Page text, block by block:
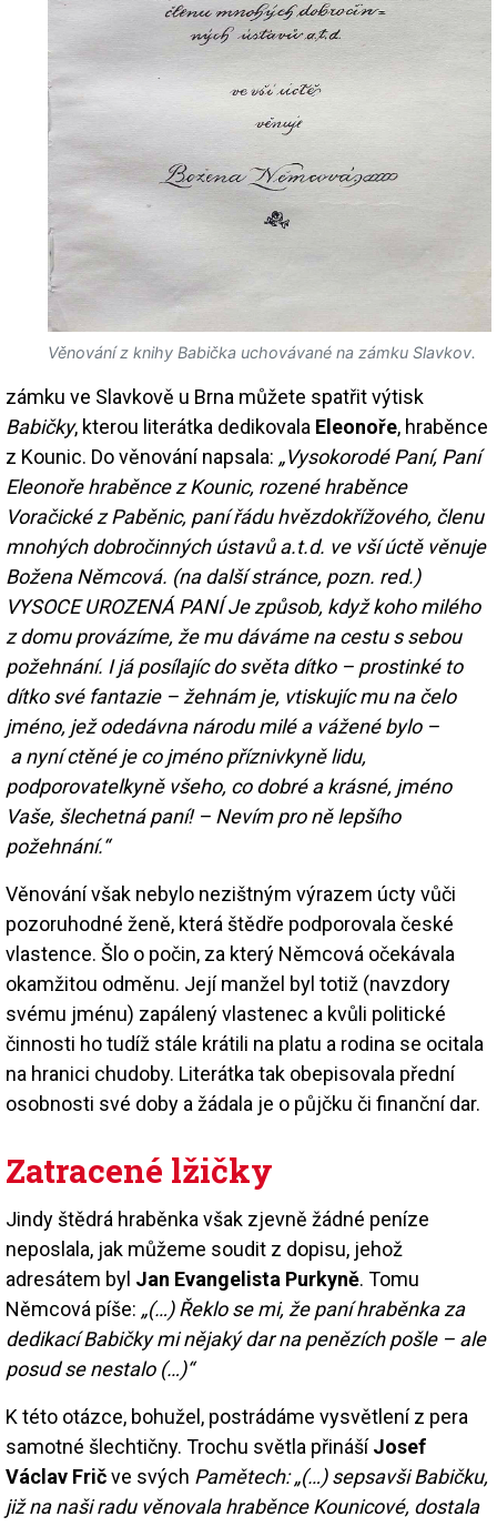
Věnování z knihy Babička uchovávané na zámku Slavkov.
zámku ve Slavkově u Brna můžete spatřit výtisk
Babičky, kterou literátka dedikovala Eleonoře, hraběnce
z Kounic. Do věnování napsala: „Vysokorodé Paní, Paní
Eleonoře hraběnce z Kounic, rozené hraběnce
Voračické z Paběnic, paní řádu hvězdokřížového, členu
mnohých dobročinných ústavů a.t.d. ve vší úctě věnuje
Božena Němcová. (na další stránce, pozn. red.)
VYSOCE UROZENÁ PANÍ Je způsob, když koho milého
z domu provázíme, že mu dáváme na cestu s sebou
požehnání. I já posílajíc do světa dítko – prostinké to
dítko své fantazie – žehnám je, vtiskujíc mu na čelo
jméno, jež odedávna národu milé a vážené bylo –
a nyní ctěné je co jméno příznivkyně lidu,
podporovatelkyně všeho, co dobré a krásné, jméno
Vaše, šlechetná paní! – Nevím pro ně lepšího
požehnání.“
Věnování však nebylo nezištným výrazem úcty vůči
pozoruhodné ženě, která štědře podporovala české
vlastence. Šlo o počin, za který Němcová očekávala
okamžitou odměnu. Její manžel byl totiž (navzdory
svému jménu) zapálený vlastenec a kvůli politické
činnosti ho tudíž stále krátili na platu a rodina se ocitala
na hranici chudoby. Literátka tak obepisovala přední
osobnosti své doby a žádala je o půjčku či finanční dar.
Zatracené lžičky
Jindy štědrá hraběnka však zjevně žádné peníze
neposlala, jak můžeme soudit z dopisu, jehož
adresátem byl Jan Evangelista Purkyně. Tomu
Němcová píše: „(…) Řeklo se mi, že paní hraběnka za
dedikací Babičky mi nějaký dar na penězích pošle – ale
posud se nestalo (…)“
K této otázce, bohužel, postrádáme vysvětlení z pera
samotné šlechtičny. Trochu světla přinášíJosef
Václav Fričve svých Pamětech: „(…) sepsavši Babičku,
již na naši radu věnovala hraběnce Kounicové, dostala